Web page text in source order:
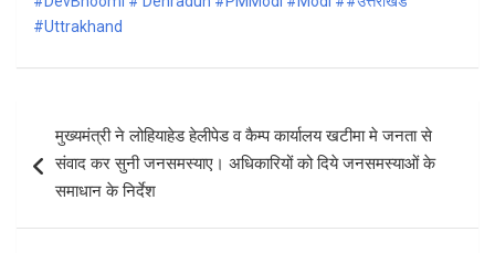
o
o
p
#Uttrakhand
navigation
मुख्यमंत्री ने लोहियाहेड हेलीपेड व कैम्प कार्यालय खटीमा मे जनता से
संवाद कर सुनी जनसमस्याए। अधिकारियों को दिये जनसमस्याओं के
समाधान के निर्देश